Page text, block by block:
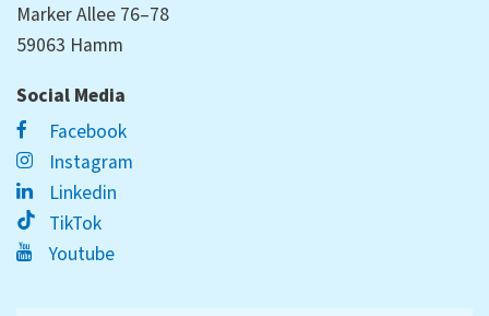
Marker Allee 76–78
59063 Hamm
Social Media
Facebook
Instagram
Linkedin
TikTok
Youtube